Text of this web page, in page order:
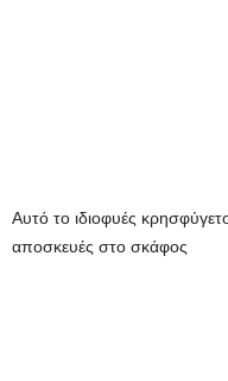
Αυτό το ιδιοφυές
αποσκευές στο σκάφος